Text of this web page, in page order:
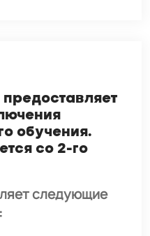
обучения.
со 2-го
следующие